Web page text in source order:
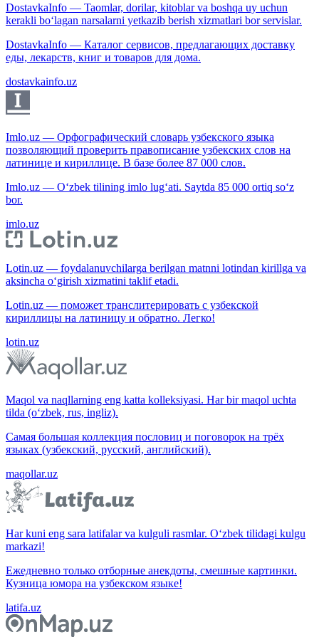
DostavkaInfo — Taomlar, dorilar, kitoblar va boshqa uy uchun
kerakli bo‘lagan narsalarni yetkazib berish xizmatlari bor servislar.
DostavkaInfo — Каталог сервисов, предлагающих доставку
еды, лекарств, книг и товаров для дома.
dostavkainfo.uz
Imlo.uz — Орфографический словарь узбекского языка
позволяющий проверить правописание узбекских слов на
латинице и кириллице. В базе более 87 000 слов.
Imlo.uz — O‘zbek tilining imlo lug‘ati. Saytda 85 000 ortiq so‘z
bor.
imlo.uz
Lotin.uz — foydalanuvchilarga berilgan matnni lotindan kirillga va
aksincha o‘girish xizmatini taklif etadi.
Lotin.uz — поможет транслитерировать с узбекской
кириллицы на латиницу и обратно. Легко!
lotin.uz
Maqol va naqllarning eng katta kolleksiyasi. Har bir maqol uchta
tilda (o‘zbek, rus, ingliz).
Самая большая коллекция пословиц и поговорок на трёх
языках (узбекский, русский, английский).
maqollar.uz
Har kuni eng sara latifalar va kulguli rasmlar. O‘zbek tilidagi kulgu
markazi!
Ежедневно только отборные анекдоты, смешные картинки.
Кузница юмора на узбекском языке!
latifa.uz